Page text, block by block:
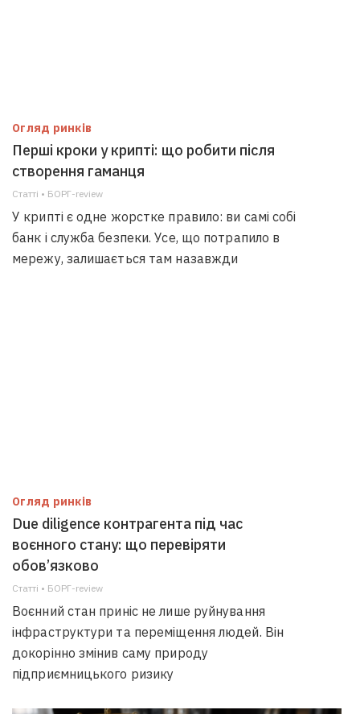
Огляд ринків
Перші кроки у крипті: що робити після
створення гаманця
Статті • БОРГ-review
У крипті є одне жорстке правило: ви самі собі
банк і служба безпеки. Усе, що потрапило в
мережу, залишається там назавжди
Огляд ринків
Due diligence контрагента під час
воєнного стану: що перевіряти
обов’язково
Статті • БОРГ-review
Воєнний стан приніс не лише руйнування
інфраструктури та переміщення людей. Він
докорінно змінив саму природу
підприємницького ризику